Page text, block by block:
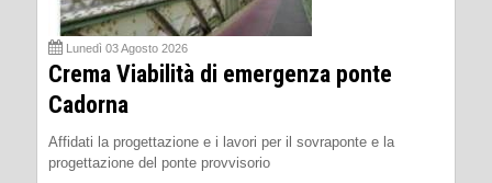
Lunedì 03 Agosto 2026
Crema Viabilità di emergenza ponte
Cadorna
Affidati la progettazione e i lavori per il sovraponte e la
progettazione del ponte provvisorio